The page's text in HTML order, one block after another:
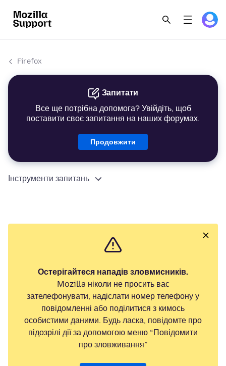
Firefox
Запитати
Все ще потрібна допомога? Увійдіть, щоб
поставити своє запитання на наших форумах.
Продовжити
Інструменти запитань
Остерігайтеся нападів зловмисників.
Mozilla ніколи не просить вас
зателефонувати, надіслати номер телефону у
повідомленні або поділитися з кимось
особистими даними. Будь ласка, повідомте про
підозрілі дії за допомогою меню “Повідомити
про зловживання”